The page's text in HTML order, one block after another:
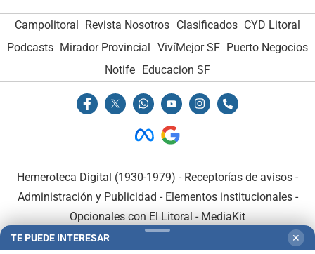
Campolitoral Revista Nosotros Clasificados CYD Litoral
Podcasts Mirador Provincial VivíMejor SF Puerto Negocios
Notife Educacion SF
Hemeroteca Digital (1930-1979) - Receptorías de avisos -
Administración y Publicidad - Elementos institucionales-
Opcionales con El Litoral - MediaKit
TE PUEDE INTERESAR ✕